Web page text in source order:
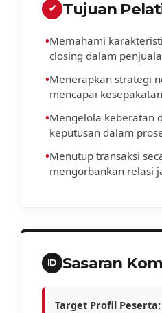
✔ Tujuan
•Memahami
closing dalam
•Menerapkan strategi
mencapai
•Mengelola keberatan
keputusan dalam
•Menutup transaksi
mengorbankan relasi
ID Sasaran
Target Profil Peserta: